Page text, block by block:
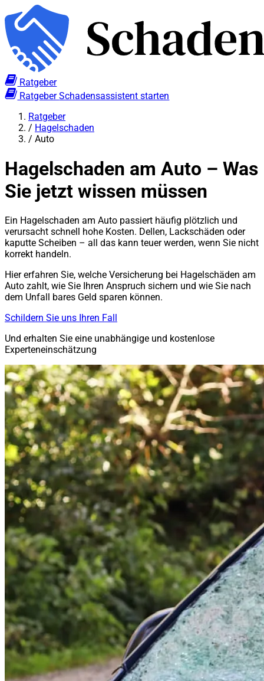
Ratgeber
RatgeberSchadensassistent starten
Ratgeber
/ Hagelschaden
/ Auto
Hagelschaden am Auto – Was
Sie jetzt wissen müssen
Ein Hagelschaden am Auto passiert häufig plötzlich und
verursacht schnell hohe Kosten. Dellen, Lackschäden oder
kaputte Scheiben – all das kann teuer werden, wenn Sie nicht
korrekt handeln.
Hier erfahren Sie, welche Versicherung bei Hagelschäden am
Auto zahlt, wie Sie Ihren Anspruch sichern und wie Sie nach
dem Unfall bares Geld sparen können.
Schildern Sie uns Ihren Fall
Und erhalten Sie eine unabhängige und kostenlose
Experteneinschätzung